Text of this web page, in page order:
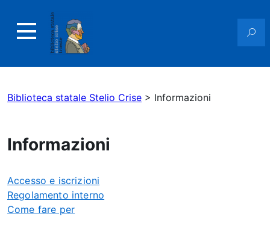
Biblioteca statale Stelio Crise > Informazioni
Informazioni
Accesso e iscrizioni
Regolamento interno
Come fare per